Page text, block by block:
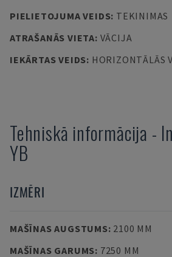
PIELIETOJUMA VEIDS: TEKINIMAS
ATRAŠANĀS VIETA: VĀCIJA
IEKĀRTAS VEIDS: HORIZONTĀLĀS
Tehniskā informācija -
YB
IZMĒRI
MAŠĪNAS AUGSTUMS: 2100 MM
MAŠĪNAS GARUMS: 7250 MM